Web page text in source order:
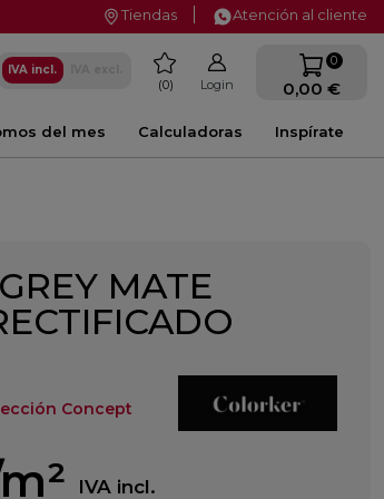
Tiendas Atención al cliente
IVA incl. favorite
0 Login
0
0,00 €
Inspírate
Calculadoras
del mes
MATE
Concept
IVA incl.